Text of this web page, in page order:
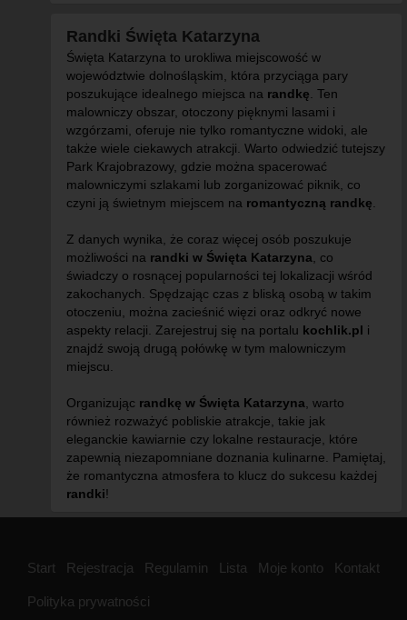
Randki Święta Katarzyna
Święta Katarzyna to urokliwa miejscowość w
województwie dolnośląskim, która przyciąga pary
poszukujące idealnego miejsca na randkę . Ten
malowniczy obszar, otoczony pięknymi lasami i
wzgórzami, oferuje nie tylko romantyczne widoki, ale
także wiele ciekawych atrakcji. Warto odwiedzić tutejszy
Park Krajobrazowy, gdzie można spacerować
malowniczymi szlakami lub zorganizować piknik, co
czyni ją świetnym miejscem na romantyczną randkę
Z danych wynika, że coraz więcej osób poszukuje
możliwości na randki w Święta Katarzyna , co
świadczy o rosnącej popularności tej lokalizacji wśród
zakochanych. Spędzając czas z bliską osobą w takim
otoczeniu, można zacieśnić więzi oraz odkryć nowe
aspekty relacji. Zarejestruj się na portalu kochlik.pl i
znajdź swoją drugą połówkę w tym malowniczym
miejscu.
Organizując randkę w Święta Katarzyna , warto
również rozważyć pobliskie atrakcje, takie jak
eleganckie kawiarnie czy lokalne restauracje, które
zapewnią niezapomniane doznania kulinarne. Pamiętaj,
że romantyczna atmosfera to klucz do sukcesu każdej
randki!
Start Rejestracja Regulamin Lista Moje konto Kontakt
Polityka prywatności